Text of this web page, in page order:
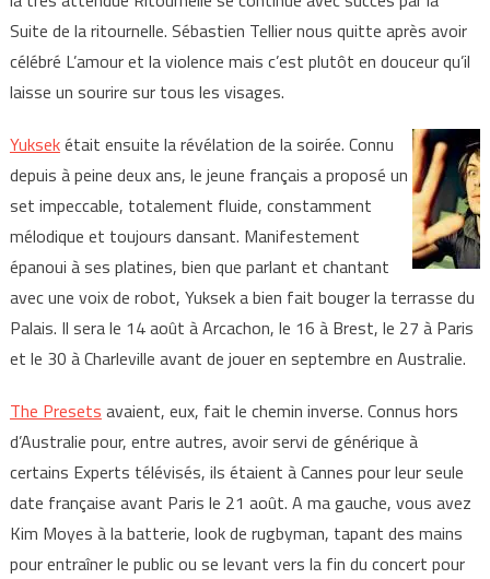
Suite de la ritournelle. Sébastien Tellier nous quitte après avoir
célébré L’amour et la violence mais c’est plutôt en douceur qu’il
laisse un sourire sur tous les visages.
Yuksekétait ensuite la révélation de la soirée. Connu
depuis à peine deux ans, le jeune français a proposé un
set impeccable, totalement fluide, constamment
mélodique et toujours dansant. Manifestement
épanoui à ses platines, bien que parlant et chantant
avec une voix de robot, Yuksek a bien fait bouger la terrasse du
Palais. Il sera le 14 août à Arcachon, le 16 à Brest, le 27 à Paris
et le 30 à Charleville avant de jouer en septembre en Australie.
The Presets avaient, eux, fait le chemin inverse. Connus hors
d’Australie pour, entre autres, avoir servi de générique à
certains Experts télévisés, ils étaient à Cannes pour leur seule
date française avant Paris le 21 août. A ma gauche, vous avez
Kim Moyes à la batterie, look de rugbyman, tapant des mains
pour entraîner le public ou se levant vers la fin du concert pour